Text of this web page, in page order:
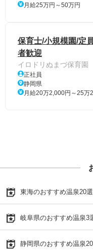
月給25万円～50万円
保育士/小規模園/定
者歓迎
イロドリぬまづ保育園
正社員
静岡県
月給20万2,000円～25万
東海のおすすめ温泉20選
岐阜県のおすすめ温泉3
静岡県のおすすめ温泉